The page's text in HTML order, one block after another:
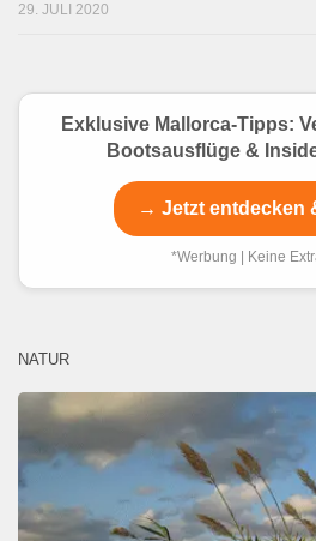
29. JULI 2020
Exklusive Mallorca-Tipps:
Bootsausflüge &
→ Jetzt entdecken
*Werbung | Keine
NATUR